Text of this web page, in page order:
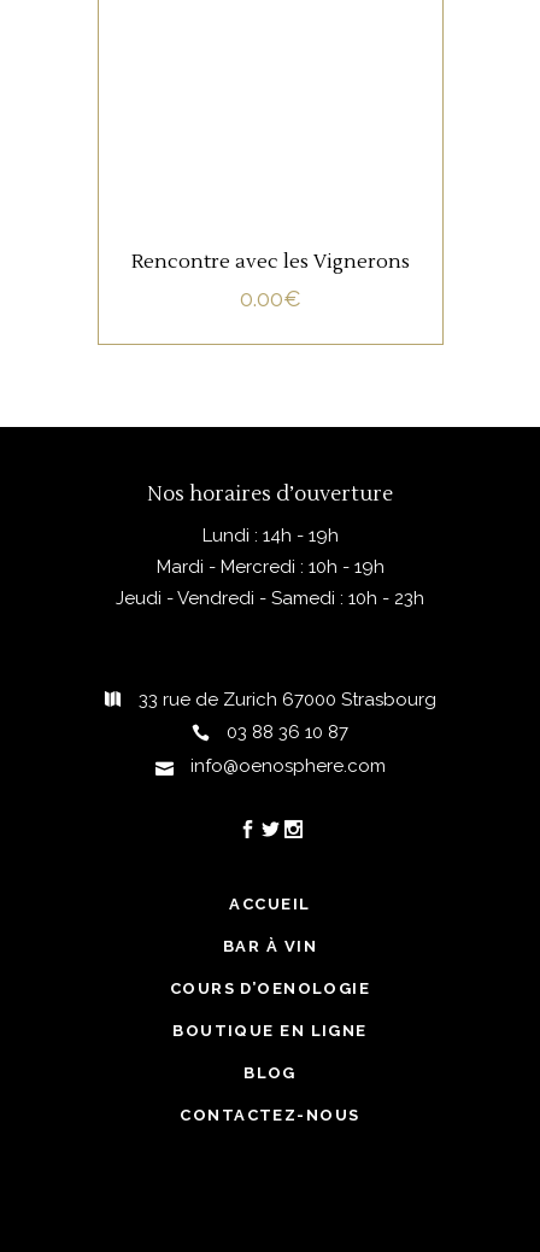
Rencontre avec les Vignerons
0.00€
Nos horaires d’ouverture
Lundi : 14h - 19h
Mardi - Mercredi : 10h - 19h
Jeudi - Vendredi - Samedi : 10h - 23h
33 rue de Zurich 67000 Strasbourg
03 88 36 10 87
info@oenosphere.com
ACCUEIL
BAR À VIN
COURS D’OENOLOGIE
BOUTIQUE EN LIGNE
BLOG
CONTACTEZ-NOUS